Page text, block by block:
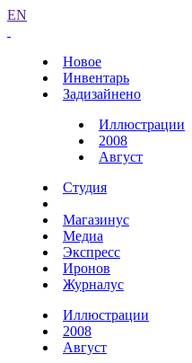
EN
Новое
Инвентарь
Задизайнено
Иллюстрации
2008
Август
Студия
Магазинус
Медиа
Экспресс
Иронов
Журналус
Иллюстрации
2008
Август